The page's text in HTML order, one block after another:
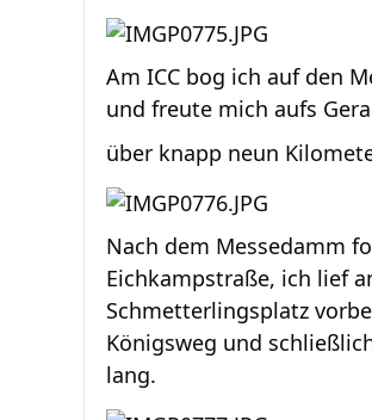
Am ICC bog ich auf den
und freute mich aufs
über knapp neun
Nach dem Messedamm
Eichkampstraße, ich lief
Schmetterlingsplatz
Königsweg und
lang.